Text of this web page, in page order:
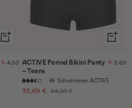
Schnellansicht
4.50 ACTIVE Period Bikini Panty
– Teens
3.60
Schwimmen ACTIVE
Angebotspreis
35,69 € Regulärer
54,90 €